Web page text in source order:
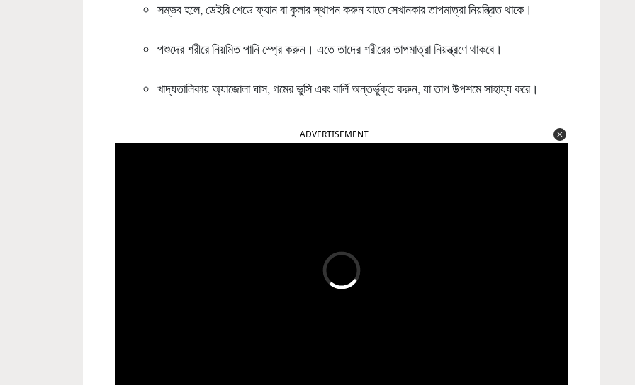
সম্ভব হলে, ডেইরি শেডে ফ্যান বা কুলার স্থাপন করুন যাতে সেখানকার তাপমাত্রা নিয়ন্ত্রিত থাকে।
পশুদের শরীরে নিয়মিত পানি স্প্রে করুন। এতে তাদের শরীরের তাপমাত্রা নিয়ন্ত্রণে থাকবে।
খাদ্যতালিকায় অ্যাজোলা ঘাস, গমের ভুসি এবং বার্লি অন্তর্ভুক্ত করুন, যা তাপ উপশমে সাহায্য করে।